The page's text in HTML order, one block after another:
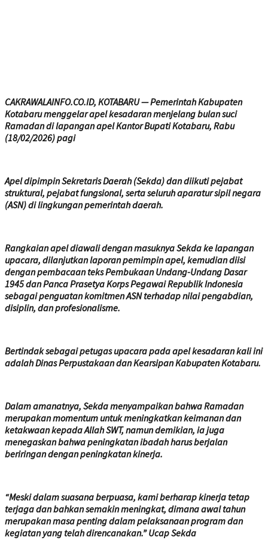
CAKRAWALAINFO.CO.ID, KOTABARU — Pemerintah Kabupaten
Kotabaru menggelar apel kesadaran menjelang bulan suci
Ramadan di lapangan apel Kantor Bupati Kotabaru, Rabu
(18/02/2026) pagi
Apel dipimpin Sekretaris Daerah (Sekda) dan diikuti pejabat
struktural, pejabat fungsional, serta seluruh aparatur sipil negara
(ASN) di lingkungan pemerintah daerah.
Rangkaian apel diawali dengan masuknya Sekda ke lapangan
upacara, dilanjutkan laporan pemimpin apel, kemudian diisi
dengan pembacaan teks Pembukaan Undang-Undang Dasar
1945 dan Panca Prasetya Korps Pegawai Republik Indonesia
sebagai penguatan komitmen ASN terhadap nilai pengabdian,
disiplin, dan profesionalisme.
Bertindak sebagai petugas upacara pada apel kesadaran kali ini
adalah Dinas Perpustakaan dan Kearsipan Kabupaten Kotabaru.
Dalam amanatnya, Sekda menyampaikan bahwa Ramadan
merupakan momentum untuk meningkatkan keimanan dan
ketakwaan kepada Allah SWT, namun demikian, ia juga
menegaskan bahwa peningkatan ibadah harus berjalan
beriringan dengan peningkatan kinerja.
“Meski dalam suasana berpuasa, kami berharap kinerja tetap
terjaga dan bahkan semakin meningkat, dimana awal tahun
merupakan masa penting dalam pelaksanaan program dan
kegiatan yang telah direncanakan.” Ucap Sekda